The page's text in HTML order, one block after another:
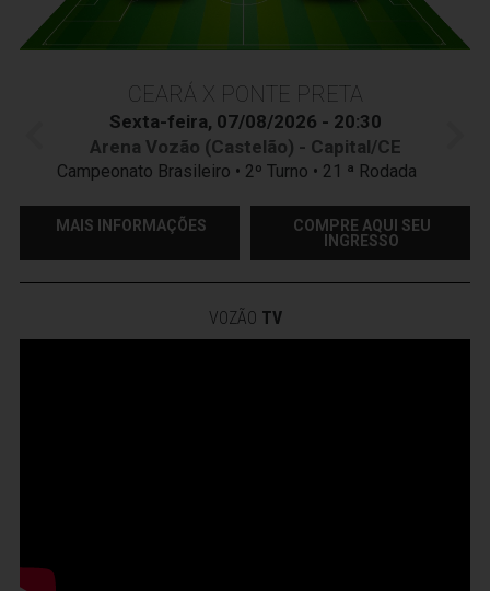
CEARÁ X PONTE PRETA
Sexta-feira, 07/08/2026 - 20:30
Arena Vozão (Castelão) - Capital/CE
Campeonato Brasileiro • 2º Turno • 21 ª Rodada
MAIS INFORMAÇÕES
COMPRE AQUI SEU
INGRESSO
VOZÃO TV